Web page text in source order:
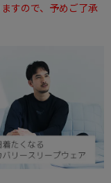
すので、予めご了承